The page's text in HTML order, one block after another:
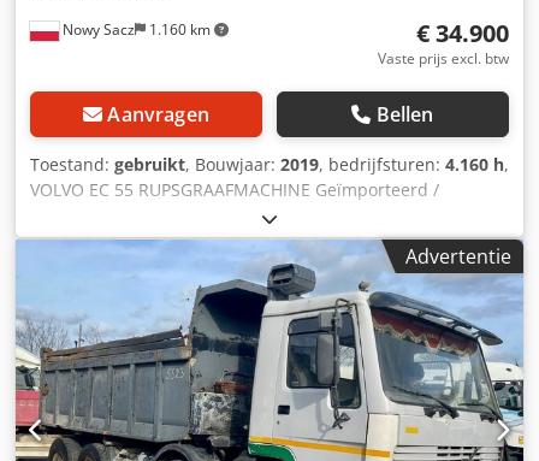
Nowy Sacz 1.160 km € 34.900
Vaste prijs excl. btw
Aanvragen Bellen
Toestand: gebruikt, Bouwjaar: 2019, bedrijfsturen: 4.160 h,
VOLVO EC 55 RUPSGRAAFMACHINE Geïmporteerd /
Ongevalvrij IN ZEER GOEDE STAAT! Cedpfjxb Iv Tjx Apberf ?
BOUWJAAR: 2019 ? BEDRIJFSUREN: 4160 u UITRUSTING: ?
Radio ? Airconditioning ? Joystickbesturing ? Hydraulische
leiding voor snelwissel ? Hydraulische leidingen voor
hamer/grijper/schaar ? Achteruitrijcamera TEL: * KUBA -
POLS, ENGELS, DUITS, ITALIAANS * SEBASTIAN - POLS,
DUITS, ITALIAANS, ????? * LASZLO - HONGAARS * COSTEL -
ROEMAENS (Roemeens: wij regelen alle
exportformaliteiten inclusief nummer) RADEK - ?????
Advertentie